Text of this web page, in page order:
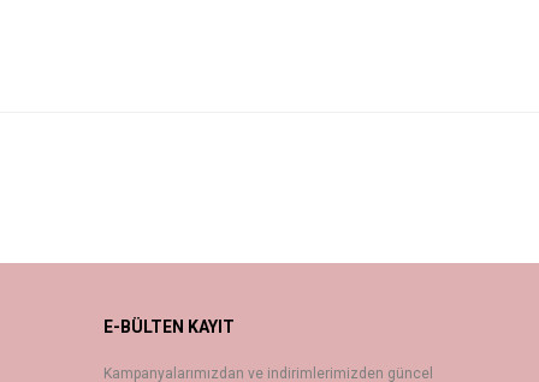
E-BÜLTEN KAYIT
Kampanyalarımızdan ve indirimlerimizden güncel